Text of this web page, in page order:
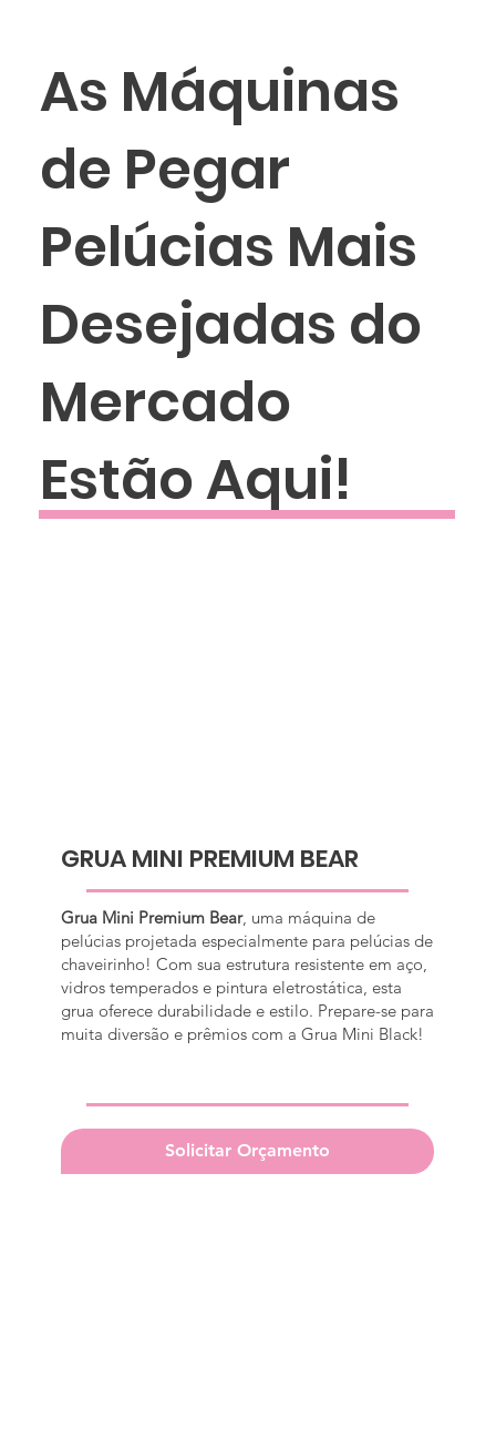
GRUA MINI PREMIUM BEAR
Grua Mini Premium Bear, uma máquina de
pelúcias projetada especialmente para pelúcias de
chaveirinho! Com sua estrutura resistente em aço,
vidros temperados e pintura eletrostática, esta
grua oferece durabilidade e estilo. Prepare-se para
muita diversão e prêmios com a Grua Mini Black!
Solicitar Orçamento
As Máquinas
de Pegar
Pelúcias Mais
Desejadas do
Mercado
Estão Aqui!